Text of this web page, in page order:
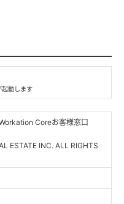
起動します
Coreお客様窓口
ESTATE INC. ALL RIGHTS